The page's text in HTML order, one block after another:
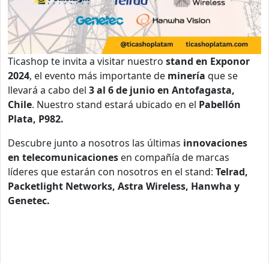
Ticashop te invita a visitar nuestro stand en Exponor
2024, el evento más importante de minería que se
llevará a cabo del 3 al 6 de junio en Antofagasta,
Chile. Nuestro stand estará ubicado en el Pabellón
Plata, P982.
Descubre junto a nosotros las últimas innovaciones
en telecomunicaciones en compañía de marcas
líderes que estarán con nosotros en el stand: Telrad,
Packetlight Networks, Astra Wireless, Hanwha y
Genetec.